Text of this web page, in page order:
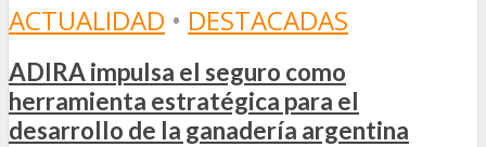
ACTUALIDAD • DESTACADAS
ADIRA impulsa el seguro como
herramienta estratégica para el
desarrollo de la ganadería argentina